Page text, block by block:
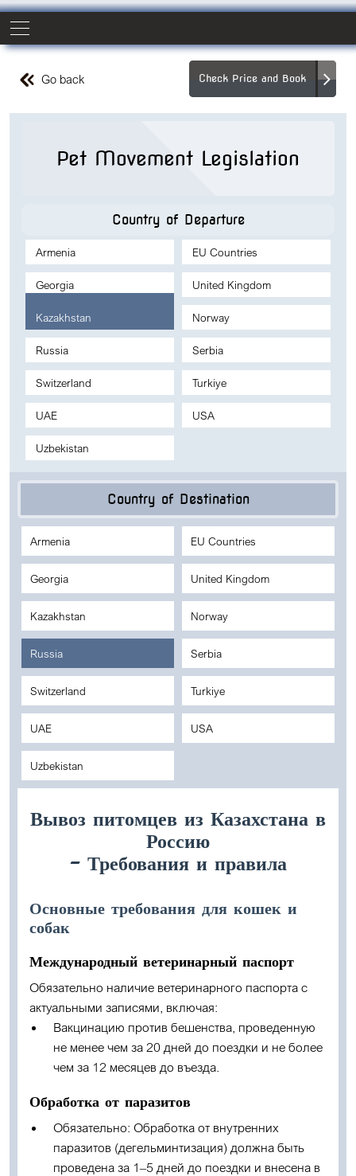
Go back Check Price and Book
Country of Destination
Armenia EU Countries
Georgia United Kingdom
Kazakhstan Norway
Russia Serbia
Switzerland Turkiye
UAE USA
Uzbekistan
Вывоз питомцев из Казахстана в
Россию
– Требования и правила
Основные требования для кошек и
собак
Международный ветеринарный паспорт
Обязательно наличие ветеринарного паспорта с
актуальными записями, включая:
Вакцинацию против бешенства, проведенную
не менее чем за 20 дней до поездки и не более
чем за 12 месяцев до въезда.
Обработка от паразитов
Обязательно: Обработка от внутренних
паразитов (дегельминтизация) должна быть
проведена за 1–5 дней до поездки и внесена в
Pet Movement Legislation
Country of Departure
Armenia EU Countries
Georgia United Kingdom
Kazakhstan Norway
Russia Serbia
Switzerland Turkiye
UAE USA
Uzbekistan